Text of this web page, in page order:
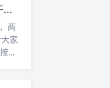
68 道Redis面试题，两万字干货（最新版）
两
家
需